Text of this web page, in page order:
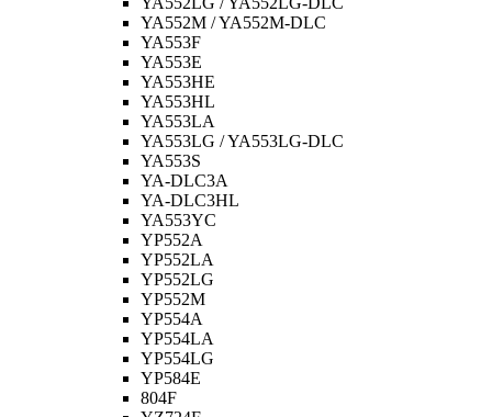
YA552M / YA552M-DLC
YA553F
YA553E
YA553HE
YA553HL
YA553LA
YA553LG / YA553LG-DLC
YA553S
YA-DLC3A
YA-DLC3HL
YA553YC
YP552A
YP552LA
YP552LG
YP552M
YP554A
YP554LA
YP554LG
YP584E
804F